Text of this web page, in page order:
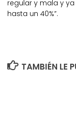
regular y mala y
hasta un 40%”.
TAMBIÉN LE